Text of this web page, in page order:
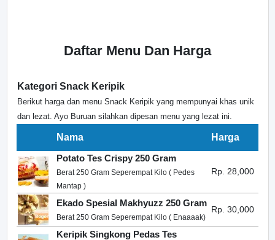
Daftar Menu Dan Harga
Kategori Snack Keripik
Berikut harga dan menu Snack Keripik yang mempunyai khas unik
dan lezat. Ayo Buruan silahkan dipesan menu yang lezat ini.
Nama
Harga
Potato Tes Crispy 250 Gram
Berat 250 Gram Seperempat Kilo ( Pedes
Mantap )
Rp. 28,000
Ekado Spesial Makhyuzz 250 Gram
Berat 250 Gram Seperempat Kilo ( Enaaaak)
Rp. 30,000
Keripik Singkong Pedas Tes